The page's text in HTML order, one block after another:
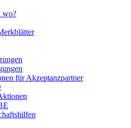
wo?
für Akzeptanzpartner